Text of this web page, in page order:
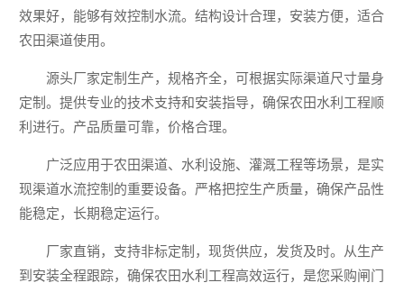
效果好，能够有效控制水流。结构设计合理，安装方便，适合
农田渠道使用。
源头厂家定制生产，规格齐全，可根据实际渠道尺寸量身
定制。提供专业的技术支持和安装指导，确保农田水利工程顺
利进行。产品质量可靠，价格合理。
广泛应用于农田渠道、水利设施、灌溉工程等场景，是实
现渠道水流控制的重要设备。严格把控生产质量，确保产品性
能稳定，长期稳定运行。
厂家直销，支持非标定制，现货供应，发货及时。从生产
到安装全程跟踪，确保农田水利工程高效运行，是您采购闸门